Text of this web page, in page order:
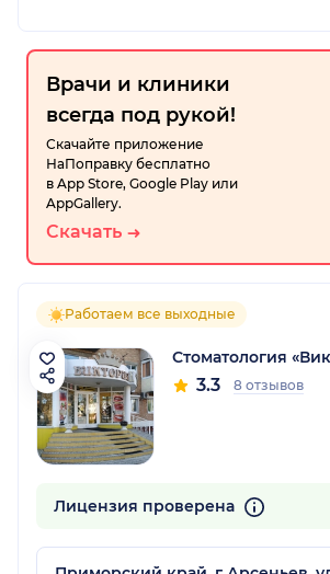
Врачи и клиники
всегда под рукой!
Скачайте приложение
НаПоправку бесплатно
в App Store, Google Play или
AppGallery.
Скачать
Работаем все выходные
Стоматология
3.3 8 отзывов
Лицензия проверена